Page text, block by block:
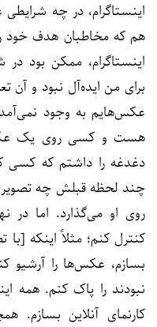
اینستاگرام، در چه
هم که مخاطبان هدف خود
اینستاگرام، ممکن بود
برای من ایده‌آل نبود و
عکس‌هایم به وجود
هست و کسی روی یک
دغدغه را داشتم که کسی
چند لحظه قبلش چه
روی او می‌گذارد. اما در
کنترل کنم؛ مثلاً اینکه
بسازم، عکس‌ها را آرشیو
نبودند را پاک کنم. همه
کارنمای آنلاین بسازم.